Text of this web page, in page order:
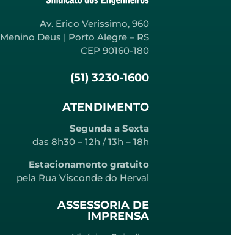
Av. Erico Verissimo, 960
Menino Deus | Porto Alegre – RS
CEP 90160-180
(51) 3230-1600
ATENDIMENTO
Segunda a Sexta
das 8h30 – 12h / 13h – 18h
Estacionamento gratuito
pela Rua Visconde do Herval
ASSESSORIA DE
IMPRENSA